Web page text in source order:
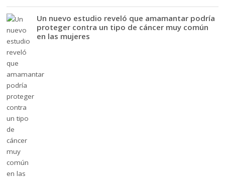
Un nuevo estudio reveló que amamantar podría
proteger contra un tipo de cáncer muy común
en las mujeres